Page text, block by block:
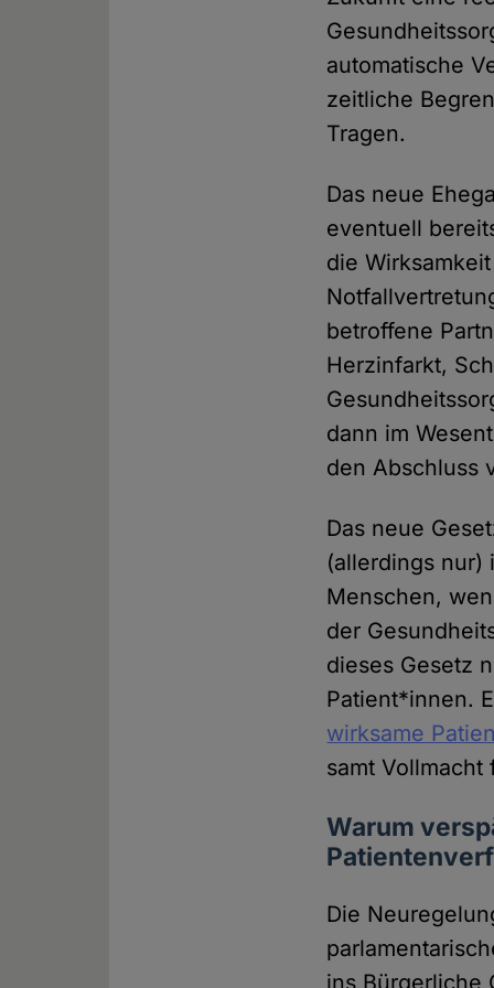
automatische
zeitliche
Tragen.
Das neue
eventuell
die
betroffene
Herzinfarkt,
dann im
den Abschluss
Das neue
(allerdings nur)
Menschen,
der
dieses Gesetz
Patient*innen.
wirksame
samt
Warum
Die